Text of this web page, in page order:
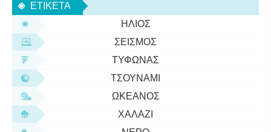
ΕΤΙΚΈΤΑ
ΉΛΙΟΣ
ΣΕΙΣΜΌΣ
ΤΥΦΏΝΑΣ
ΤΣΟΥΝΆΜΙ
ΩΚΕΑΝΌΣ
ΧΑΛΆΖΙ